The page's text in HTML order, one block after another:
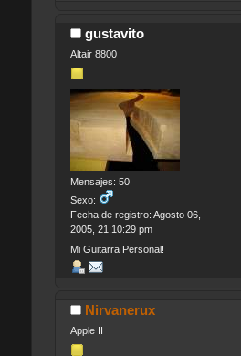
gustavito
Altair 8800
Mensajes: 50
Sexo:
Fecha de registro: Agosto 06,
2005, 21:10:29 pm
Mi Guitarra Personal!
Nirvanerux
Apple II